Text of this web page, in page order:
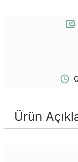
Ürün